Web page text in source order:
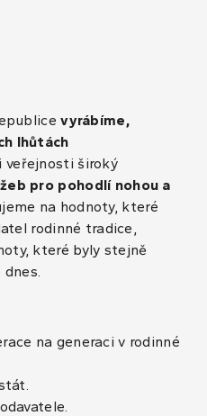
vyrábíme,
lhůtách
veřejnosti široký
pro pohodlí nohou a
na hodnoty, které
rodinné tradice,
které byly stejně
na generaci v rodinné